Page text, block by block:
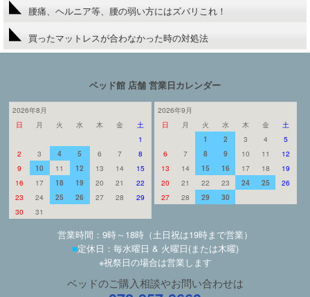
腰痛、ヘルニア等、腰の弱い方にはズバリこれ！
買ったマットレスが合わなかった時の対処法
ベッド館 店舗 営業日カレンダー
2026年8月
日
月 火 水 木 金
土
1
2
3 4 5 6 7
8
9
10 11 12 13 14
15
16
17 18 19 20 21
22
23
24 25 26 27 28
29
30
31
2026年9月
日
月 火 水 木 金
土
1
2 3 4
5
6
7 8 9 10 11
12
13
14 15 16 17 18
19
20
21 22 23 24 25
26
27
28 29 30
営業時間：9時～18時（土日祝は19時まで営業）
■定休日：毎水曜日 & 火曜日(または木曜)
※祝祭日の場合は営業します
ベッドのご購入相談やお問い合わせは